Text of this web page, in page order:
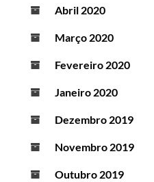
Abril 2020
Março 2020
Fevereiro 2020
Janeiro 2020
Dezembro 2019
Novembro 2019
Outubro 2019